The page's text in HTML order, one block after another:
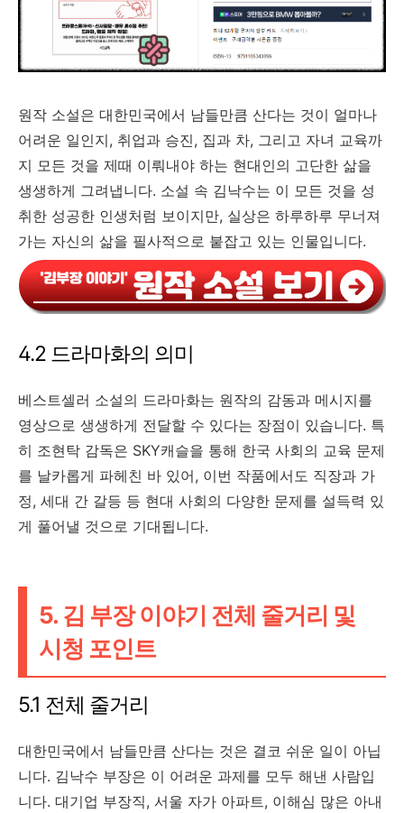
원작 소설은 대한민국에서 남들만큼 산다는 것이 얼마나
어려운 일인지, 취업과 승진, 집과 차, 그리고 자녀 교육까
지 모든 것을 제때 이뤄내야 하는 현대인의 고단한 삶을
생생하게 그려냅니다. 소설 속 김낙수는 이 모든 것을 성
취한 성공한 인생처럼 보이지만, 실상은 하루하루 무너져
가는 자신의 삶을 필사적으로 붙잡고 있는 인물입니다.
4.2 드라마화의 의미
베스트셀러 소설의 드라마화는 원작의 감동과 메시지를
영상으로 생생하게 전달할 수 있다는 장점이 있습니다. 특
히 조현탁 감독은 SKY캐슬을 통해 한국 사회의 교육 문제
를 날카롭게 파헤친 바 있어, 이번 작품에서도 직장과 가
정, 세대 간 갈등 등 현대 사회의 다양한 문제를 설득력 있
게 풀어낼 것으로 기대됩니다.
5. 김 부장 이야기 전체 줄거리 및
시청 포인트
5.1 전체 줄거리
대한민국에서 남들만큼 산다는 것은 결코 쉬운 일이 아닙
니다. 김낙수 부장은 이 어려운 과제를 모두 해낸 사람입
니다. 대기업 부장직, 서울 자가 아파트, 이해심 많은 아내